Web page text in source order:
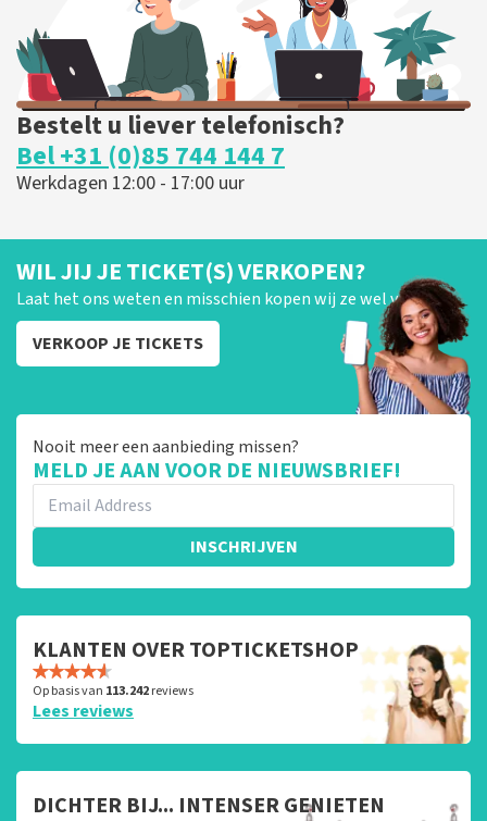
Bestelt u liever telefonisch?
Bel +31 (0)85 744 144 7
Werkdagen 12:00 - 17:00 uur
WIL JIJ JE TICKET(S) VERKOPEN?
Laat het ons weten en misschien kopen wij ze wel van je!
VERKOOP JE TICKETS
Nooit meer een aanbieding missen?
MELD JE AAN VOOR DE NIEUWSBRIEF!
INSCHRIJVEN
KLANTEN OVER TOPTICKETSHOP
Op basis van 113.242reviews
Lees reviews
DICHTER BIJ... INTENSER GENIETEN